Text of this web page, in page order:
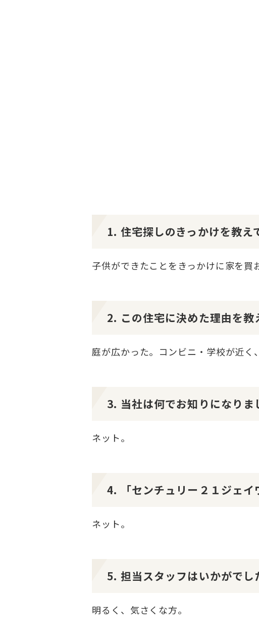
1. 住宅探しのきっかけを教え
子供ができたことをきっかけに家を買
2. この住宅に決めた理由を教
庭が広かった。コンビニ・学校が近く
3. 当社は何でお知りになりま
ネット。
4. 「センチュリー２１ジェ
ネット。
5. 担当スタッフはいかがでし
明るく、気さくな方。